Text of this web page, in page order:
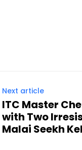
Next article
ITC Master
with Two
Malai Seekh